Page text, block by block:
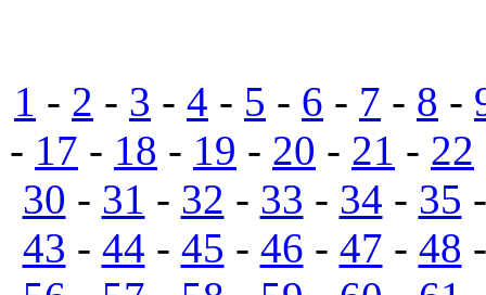
1 - 2 - 3 - 4 - 5 - 6 - 7 - 8 -
- 17 - 18 - 19 - 20 - 21 - 22
30 - 31 - 32 - 33 - 34 - 35
43 - 44 - 45 - 46 - 47 - 48